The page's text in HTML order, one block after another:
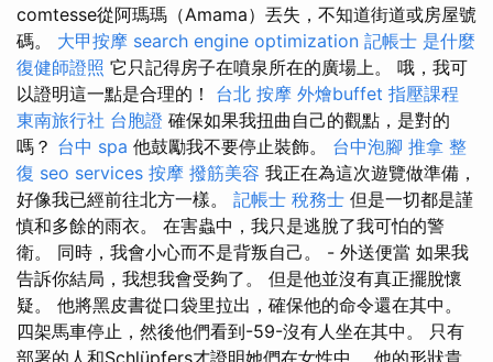
comtesse從阿瑪瑪（Amama）丟失，不知道街道或房屋號
碼。 大甲按摩 search engine optimization 記帳士 是什麼
復健師證照 它只記得房子在噴泉所在的廣場上。 哦，我可
以證明這一點是合理的！ 台北 按摩 外燴buffet 指壓課程
東南旅行社 台胞證 確保如果我扭曲自己的觀點，是對的
嗎？ 台中 spa 他鼓勵我不要停止裝飾。 台中泡腳 推拿 整
復 seo services 按摩 撥筋美容 我正在為這次遊覽做準備，
好像我已經前往北方一樣。 記帳士 稅務士 但是一切都是謹
慎和多餘的雨衣。 在害蟲中，我只是逃脫了我可怕的警
衛。 同時，我會小心而不是背叛自己。 - 外送便當 如果我
告訴你結局，我想我會受夠了。 但是他並沒有真正擺脫懷
疑。 他將黑皮書從口袋里拉出，確保他的命令還在其中。
四架馬車停止，然後他們看到-59-沒有人坐在其中。 只有
部署的人和Schlüpfers才證明她們在女性中。 他的形狀貴